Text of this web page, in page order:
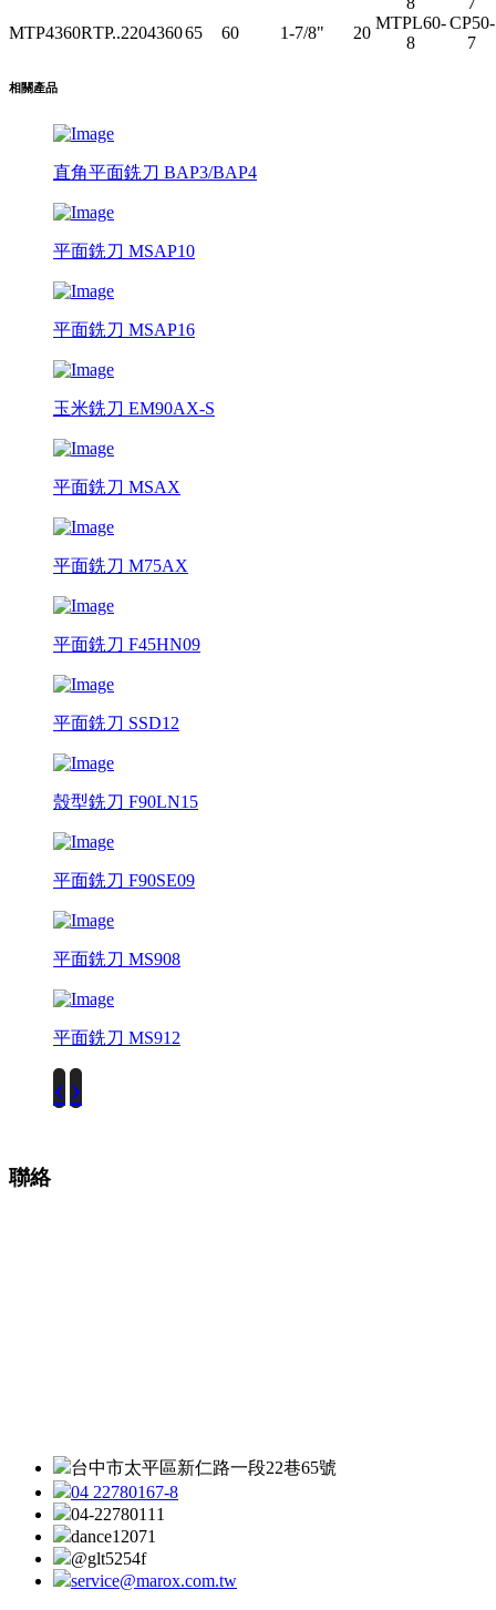
MTP4360RTP..220436065 60 1-7/8" 20
MTPL60-
8
CP50-
7
相關產品
直角平面銑刀 BAP3/BAP4
平面銑刀 MSAP10
平面銑刀 MSAP16
玉米銑刀 EM90AX-S
平面銑刀 MSAX
平面銑刀 M75AX
平面銑刀 F45HN09
平面銑刀 SSD12
殼型銑刀 F90LN15
平面銑刀 F90SE09
平面銑刀 MS908
平面銑刀 MS912
‹ ›
聯絡
台中市太平區新仁路一段22巷65號
04 22780167-8
04-22780111
dance12071
@glt5254f
service@marox.com.tw